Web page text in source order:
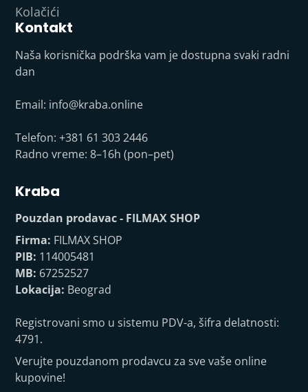
Kolačići
Kontakt
Naša korisnička podrška vam je dostupna svaki radni
dan
Email: info@kraba.online
Telefon: +381 61 303 2446
Radno vreme: 8–16h (pon–pet)
Kraba
Pouzdan prodavac - FILMAX SHOP
Firma: FILMAX SHOP
PIB: 114005481
MB: 67252527
Lokacija: Beograd
Registrovani smo u sistemu PDV-a, šifra delatnosti:
4791.
Verujte pouzdanom prodavcu za sve vaše online
kupovine!